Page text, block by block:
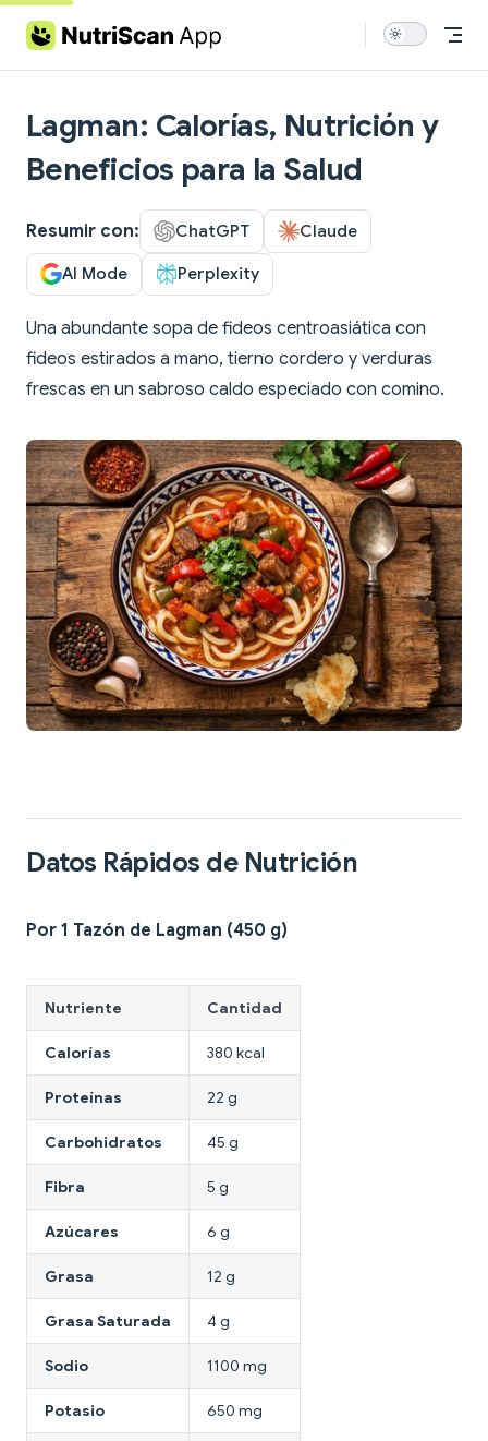
Skip to content
Lagman: Calorías, Nutrición y
Beneficios para la Salud
Resumir con: ChatGPT Claude
AI Mode Perplexity
Una abundante sopa de fideos centroasiática con
fideos estirados a mano, tierno cordero y verduras
frescas en un sabroso caldo especiado con comino.
Datos Rápidos de Nutrición
Por 1 Tazón de Lagman (450 g)
Nutriente Cantidad
Calorías 380 kcal
Proteínas 22 g
Carbohidratos 45 g
Fibra 5 g
Azúcares 6 g
Grasa 12 g
Grasa Saturada 4 g
Sodio 1100 mg
Potasio 650 mg